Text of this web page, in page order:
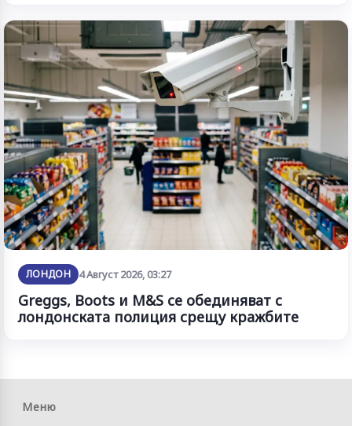
ЛОНДОН 4 Август 2026, 03:27
Greggs, Boots и M&S се обединяват с
лондонската полиция срещу кражбите
Меню